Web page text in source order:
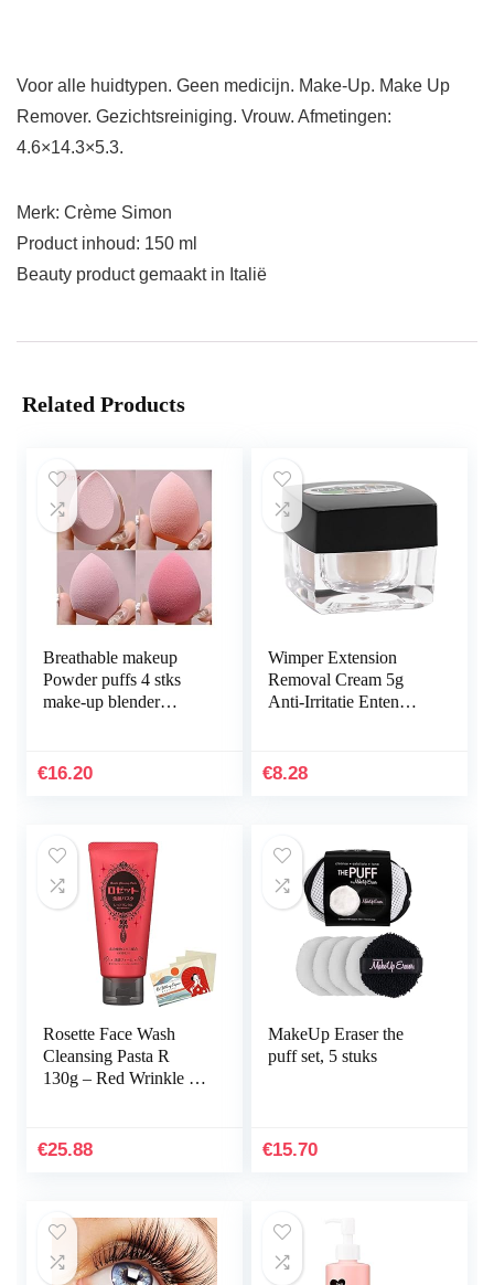
Voor alle huidtypen. Geen medicijn. Make-Up. Make Up
Remover. Gezichtsreiniging. Vrouw. Afmetingen:
4.6×14.3×5.3.
Merk: Crème Simon
Product inhoud: 150 ml
Beauty product gemaakt in Italië
Related Products
Breathable makeup
Powder puffs 4 stks
make-up blender
opbergdoos
€16.20
Wimper Extension
Removal Cream 5g
Anti-Irritatie Enten
Wimper Extension
€8.28
Rosette Face Wash
Cleansing Pasta R
130g – Red Wrinkle –
€25.88
MakeUp Eraser the
puff set, 5 stuks
€15.70